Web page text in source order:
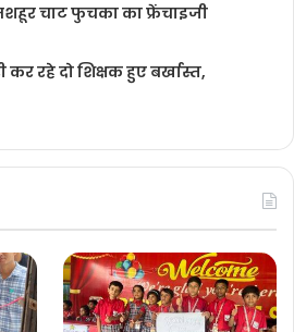
चाट फुचका का फ्रेंचाइजी
कर रहे दो शिक्षक हुए बर्खास्त,